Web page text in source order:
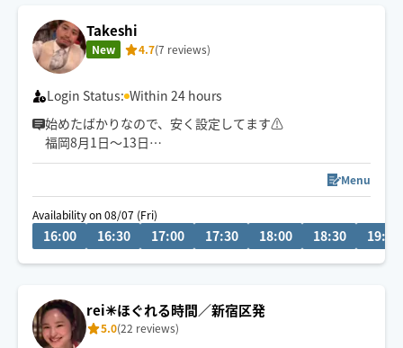
お気軽にメッセージからご相談ください。
Takeshi
New 4.7(7 reviews)
Login Status: Within 24 hours
始めたばかりなので、安く設定してます⚠︎
福岡8月1日〜13日
山口8月14日〜16日
東京８月19日〜25日
頑張る女性へ、頭から整う休息時間を💆‍♀️✨
※関東、関西、福岡をメインに全国各地を転々としてい
Menu
Availability on 08/07 (Fri)
16:00 16:30 17:00 17:30 18:00 18:30 19:00
rei✳︎ほぐれる時間／新宿区発
5.0(22 reviews)